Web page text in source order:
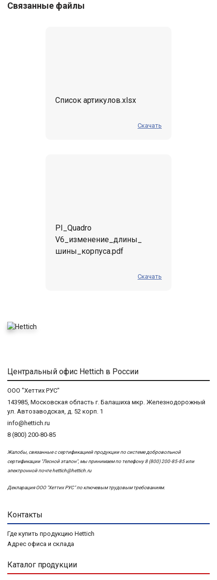
Связанные файлы
Список артикулов.xlsx
Скачать
PI_Quadro
V6_изменение_длины_
шины_корпуса.pdf
Скачать
Центральный офис Hettich в России
ООО "Хеттих РУС"
143985, Московская область г. Балашиха мкр. Железнодорожный
ул. Автозаводская, д. 52 корп. 1
info@hettich.ru
8 (800) 200-80-85
Жалобы, связанные с сертификацией продукции по системе добровольной
сертификации "Лесной эталон", мы принимаем по телефону 8 (800) 200-85-85 или
электронной почтеhettich@hettich.ru
Декларация ООО "Хеттих РУС" по ключевым трудовым требованиям.
Контакты
Где купить продукцию Hettich
Адрес офиса и склада
Каталог продукции